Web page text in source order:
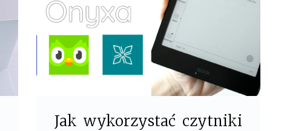
k
Jak wykorzystać czytniki